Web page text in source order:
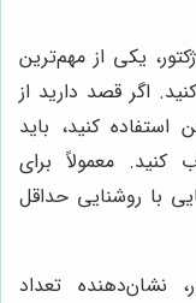
یکی از مهم‌ترین
اگر قصد دارید از
کنید، باید
کنید. معمولاً برای
با روشنایی حداقل
نشان‌دهنده تعداد